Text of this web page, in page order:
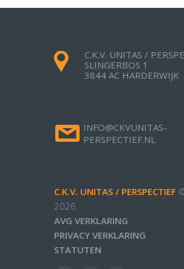
C.K.V. UNITAS /
SLINGERBOS 1
3844 AC HARDERWIJK
INFO@CKVUNITAS-
PERSPECTIEF.NL
C.K.V. UNITAS / PERSPECTIEF
2026
AVG VERKLARING
PRIVACY VERKLARING
STATUTEN